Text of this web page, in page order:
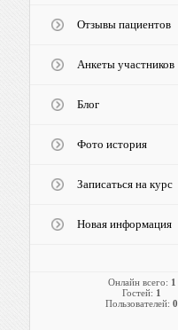
Отзывы пациентов
Анкеты участников
Блог
Фото история
Записаться на курс
Новая информация
Онлайн всего: 1
Гостей: 1
Пользователей: 0